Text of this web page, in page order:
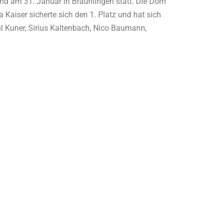
sicherte sich den 1. Platz und hat sich
Sirius Kaltenbach, Nico Baumann,